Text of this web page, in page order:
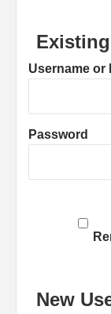
Username or
Password
New